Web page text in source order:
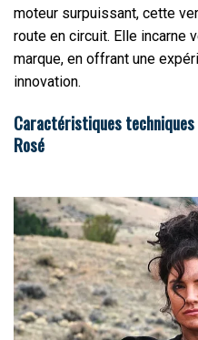
moteur surpuissant, cette
route en circuit. Elle incarne
marque, en offrant une
innovation.
Caractéristiques techniques
Rosé